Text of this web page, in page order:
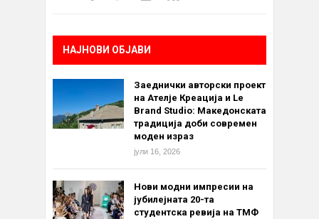
НАЈНОВИ ОБЈАВИ
Заеднички авторски проект
на Ателје Креација и Le
Brand Studio: Македонската
традиција доби современ
моден израз
јули 16, 2026
Нови модни импресии на
јубилејната 20-та
студентска ревија на ТМФ